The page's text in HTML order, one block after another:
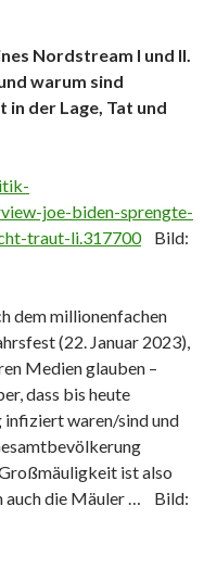
Nordstream I und II.
warum sind
in der Lage, Tat und
joe-biden-sprengte-
traut-li.317700Bild:
dem millionenfachen
(22. Januar 2023),
Medien glauben –
dass bis heute
infiziert waren/sind und
ist also
auch die Mäuler … Bild: